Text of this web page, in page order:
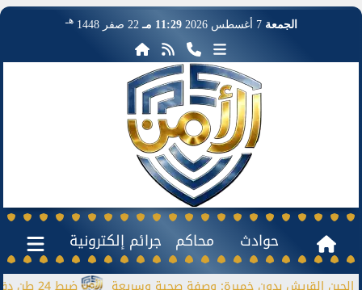
الجمعة 7 أغسطس 2026 11:29 مـ 22 صفر 1448 هـ
حوادث محاكم جرائم إلكترونية